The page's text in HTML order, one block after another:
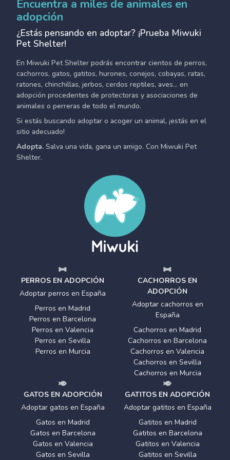
Encuentra a miles de animales en
adopción
¿Estás pensando en adoptar? ¡Prueba Miwuki
Pet Shelter!
En Miwuki Pet Shelter podrás encontrar cientos de perros,
cachorros, gatos, gatitos, hurones, conejos, cobayas, ratas,
ratones, chinchillas, jerbos, cerdos reptiles, aves... en
adopción procedentes de protectoras y asociaciones de
animales o perreras de todo el mundo.
Si estás buscando adoptar o acoger un animal, ¡estás en el
sitio adecuado!
Adopta. Salva una vida, gana un amigo. Con Miwuki Pet
Shelter.
PERROS EN ADOPCIÓN
Adoptar perros en España
Perros en Madrid
Perros en Barcelona
Perros en Valencia
Perros en Sevilla
Perros en Murcia
CACHORROS EN
ADOPCIÓN
Adoptar cachorros en
España
Cachorros en Madrid
Cachorros en Barcelona
Cachorros en Valencia
Cachorros en Sevilla
Cachorros en Murcia
GATOS EN ADOPCIÓN
Adoptar gatos en España
Gatos en Madrid
Gatos en Barcelona
Gatos en Valencia
Gatos en Sevilla
GATITOS EN ADOPCIÓN
Adoptar gatitos en España
Gatitos en Madrid
Gatitos en Barcelona
Gatitos en Valencia
Gatitos en Sevilla